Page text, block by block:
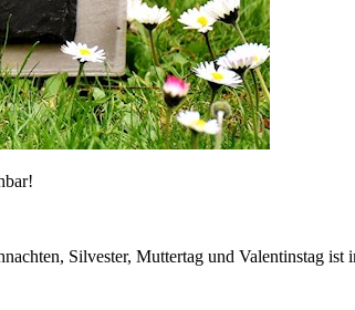
Silvester, Muttertag und Valentinstag ist